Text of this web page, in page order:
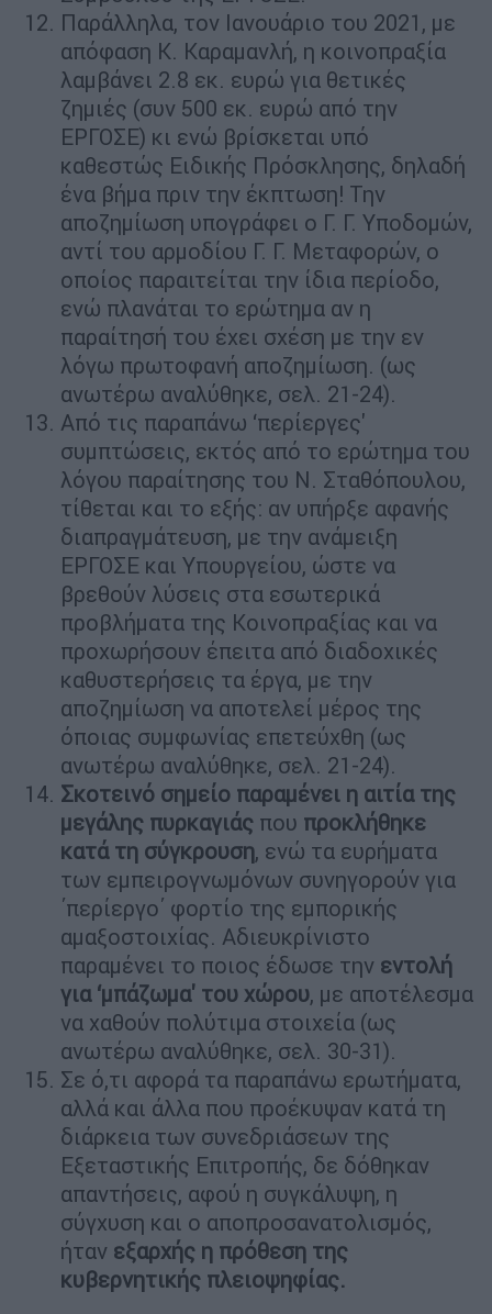
Παράλληλα, τον Ιανουάριο του 2021, με
απόφαση Κ. Καραμανλή, η κοινοπραξία
λαμβάνει 2.8 εκ. ευρώ για θετικές
ζημιές (συν 500 εκ. ευρώ από την
ΕΡΓΟΣΕ) κι ενώ βρίσκεται υπό
καθεστώς Ειδικής Πρόσκλησης, δηλαδή
ένα βήμα πριν την έκπτωση! Την
αποζημίωση υπογράφει ο Γ. Γ. Υποδομών,
αντί του αρμοδίου Γ. Γ. Μεταφορών, ο
οποίος παραιτείται την ίδια περίοδο,
ενώ πλανάται το ερώτημα αν η
παραίτησή του έχει σχέση με την εν
λόγω πρωτοφανή αποζημίωση. (ως
ανωτέρω αναλύθηκε, σελ. 21-24).
Από τις παραπάνω ‘περίεργες'
συμπτώσεις, εκτός από το ερώτημα του
λόγου παραίτησης του Ν. Σταθόπουλου,
τίθεται και το εξής: αν υπήρξε αφανής
διαπραγμάτευση, με την ανάμειξη
ΕΡΓΟΣΕ και Υπουργείου, ώστε να
βρεθούν λύσεις στα εσωτερικά
προβλήματα της Κοινοπραξίας και να
προχωρήσουν έπειτα από διαδοχικές
καθυστερήσεις τα έργα, με την
αποζημίωση να αποτελεί μέρος της
όποιας συμφωνίας επετεύχθη (ως
ανωτέρω αναλύθηκε, σελ. 21-24).
Σκοτεινό σημείο παραμένει η αιτία της
μεγάλης πυρκαγιάς που προκλήθηκε
κατά τη σύγκρουση, ενώ τα ευρήματα
των εμπειρογνωμόνων συνηγορούν για
΄περίεργο΄ φορτίο της εμπορικής
αμαξοστοιχίας. Αδιευκρίνιστο
παραμένει το ποιος έδωσε την εντολή
για ‘μπάζωμα' του χώρου, με αποτέλεσμα
να χαθούν πολύτιμα στοιχεία (ως
ανωτέρω αναλύθηκε, σελ. 30-31).
Σε ό,τι αφορά τα παραπάνω ερωτήματα,
αλλά και άλλα που προέκυψαν κατά τη
διάρκεια των συνεδριάσεων της
Εξεταστικής Επιτροπής, δε δόθηκαν
απαντήσεις, αφού η συγκάλυψη, η
σύγχυση και ο αποπροσανατολισμός,
ήταν εξαρχής η πρόθεση της
κυβερνητικής πλειοψηφίας.